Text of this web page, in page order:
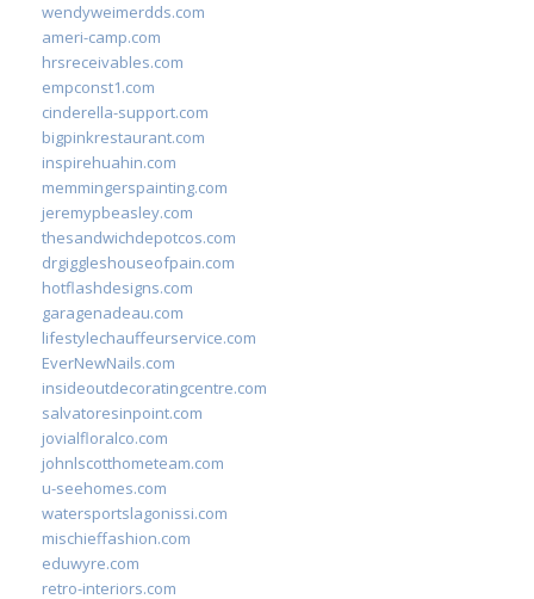
wendyweimerdds.com
ameri-camp.com
hrsreceivables.com
empconst1.com
cinderella-support.com
bigpinkrestaurant.com
inspirehuahin.com
memmingerspainting.com
jeremypbeasley.com
thesandwichdepotcos.com
drgiggleshouseofpain.com
hotflashdesigns.com
garagenadeau.com
lifestylechauffeurservice.com
EverNewNails.com
insideoutdecoratingcentre.com
salvatoresinpoint.com
jovialfloralco.com
johnlscotthometeam.com
u-seehomes.com
watersportslagonissi.com
mischieffashion.com
eduwyre.com
retro-interiors.com